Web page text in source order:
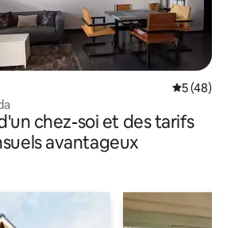
5 (48)
chez-soi et des tarifs
avantageux